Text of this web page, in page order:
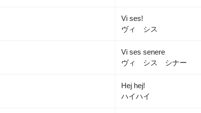
Vi ses!
ヴィ シス
Vi ses senere
ヴィ シス シナー
Hej hej!
ハイハイ